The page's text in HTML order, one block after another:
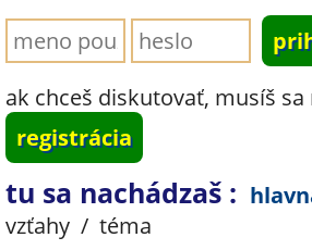
ak chceš diskutovať, musíš
registrácia
tu sa nachádzaš :
vzťahy / téma